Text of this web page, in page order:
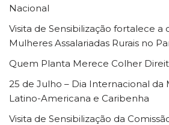
Nacional
Visita de Sensibilização fortalece a
Mulheres Assalariadas Rurais no
Quem Planta Merece Colher
25 de Julho – Dia Internacional da
Latino-Americana e Caribenha
Visita de Sensibilização da